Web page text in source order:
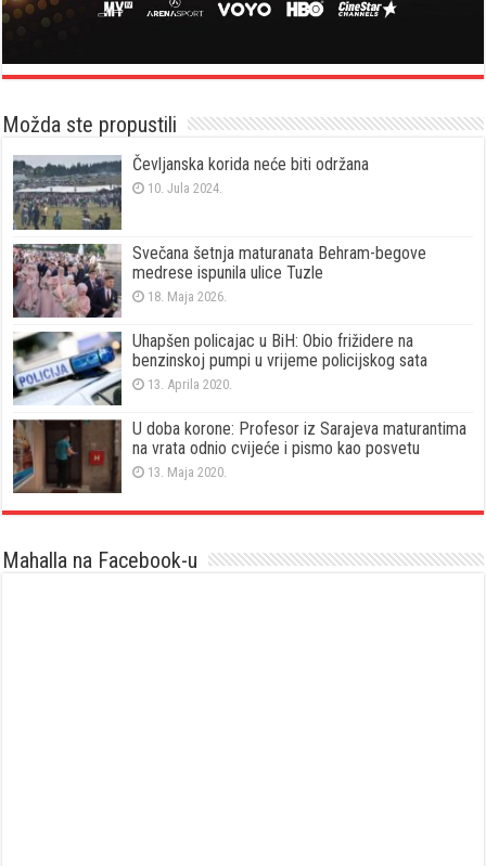
Možda ste propustili
Čevljanska korida neće biti održana
10. Jula 2024.
Svečana šetnja maturanata Behram-begove
medrese ispunila ulice Tuzle
18. Maja 2026.
Uhapšen policajac u BiH: Obio frižidere na
benzinskoj pumpi u vrijeme policijskog sata
13. Aprila 2020.
U doba korone: Profesor iz Sarajeva maturantima
na vrata odnio cvijeće i pismo kao posvetu
13. Maja 2020.
Mahalla na Facebook-u